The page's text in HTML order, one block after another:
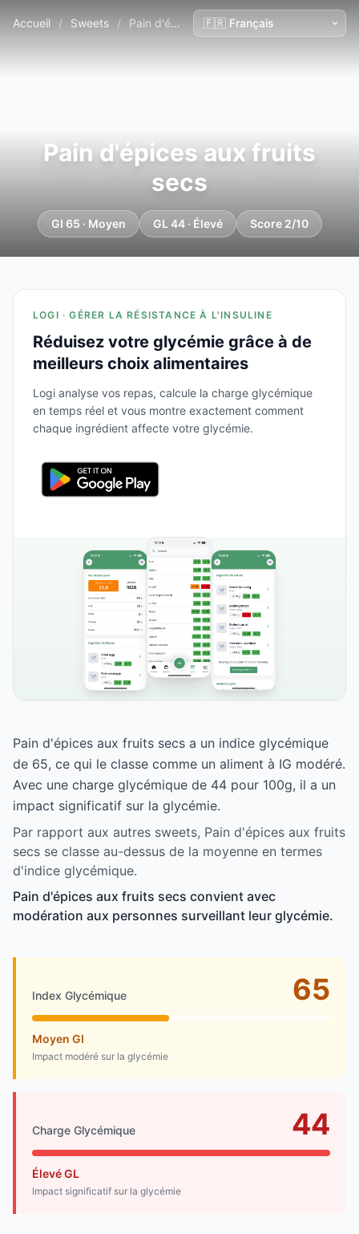
Accueil / Sweets / Pain d'épices aux fruits secs
Pain d'épices aux fruits
secs
GI 65 · Moyen GL 44 · Élevé Score 2/10
LOGI · GÉRER LA RÉSISTANCE À L'INSULINE
Réduisez votre glycémie grâce à de
meilleurs choix alimentaires
Logi analyse vos repas, calcule la charge glycémique
en temps réel et vous montre exactement comment
chaque ingrédient affecte votre glycémie.
Pain d'épices aux fruits secs a un indice glycémique
de 65, ce qui le classe comme un aliment à IG modéré.
Avec une charge glycémique de 44 pour 100g, il a un
impact significatif sur la glycémie.
Par rapport aux autres sweets, Pain d'épices aux fruits
secs se classe au-dessus de la moyenne en termes
d'indice glycémique.
Pain d'épices aux fruits secs convient avec
modération aux personnes surveillant leur glycémie.
Index Glycémique 65
Moyen GI
Impact modéré sur la glycémie
Charge Glycémique 44
Élevé GL
Impact significatif sur la glycémie